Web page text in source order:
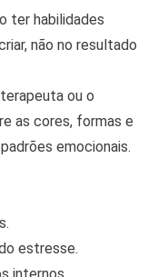
ter habilidades
não no resultado
ou o
as cores, formas e
emocionais.
estresse.